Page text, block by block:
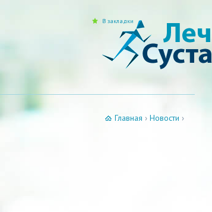
В закладки
Главная › Новости ›